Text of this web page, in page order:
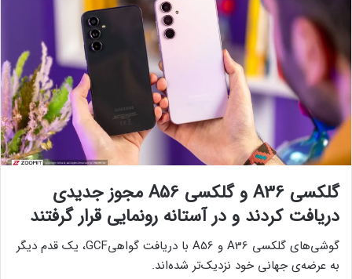
گلکسی A36 و گلکسی A56 مجوز جدیدی
دریافت کردند و در آستانه رونمایی قرار گرفتند
گوشی‌های گلکسی A36 و A56 با دریافت گواهیGCF، یک قدم دیگر
به عرضه‌ی جهانی خود نزدیک‌تر شده‌اند.